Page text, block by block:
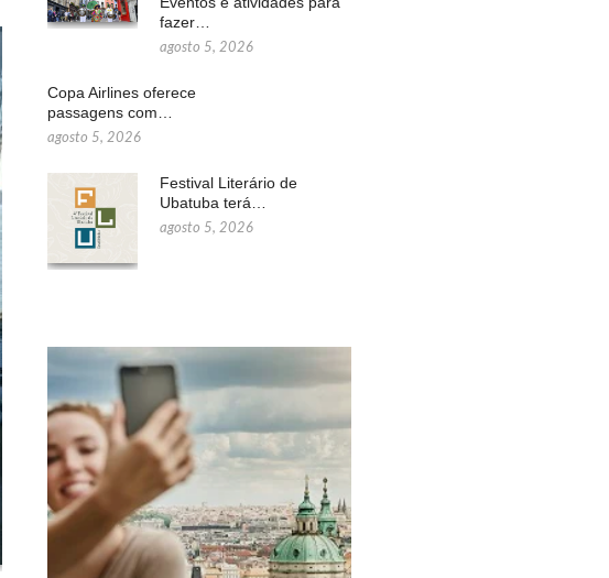
fazer…
agosto 5, 2026
Copa Airlines oferece
passagens com…
agosto 5, 2026
Festival Literário de
Ubatuba terá…
agosto 5, 2026